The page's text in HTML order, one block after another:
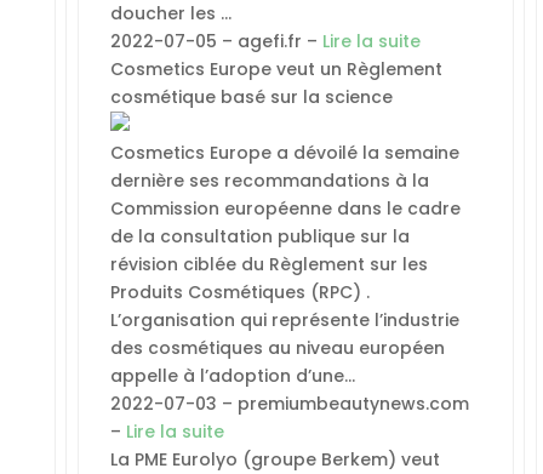
doucher les …
2022-07-05 – agefi.fr – Lire la suite
Cosmetics Europe veut un Règlement
cosmétique basé sur la science
Cosmetics Europe a dévoilé la semaine
dernière ses recommandations à la
Commission européenne dans le cadre
de la consultation publique sur la
révision ciblée du Règlement sur les
Produits Cosmétiques (RPC) .
L’organisation qui représente l’industrie
des cosmétiques au niveau européen
appelle à l’adoption d’une…
2022-07-03 – premiumbeautynews.com
– Lire la suite
La PME Eurolyo (groupe Berkem) veut